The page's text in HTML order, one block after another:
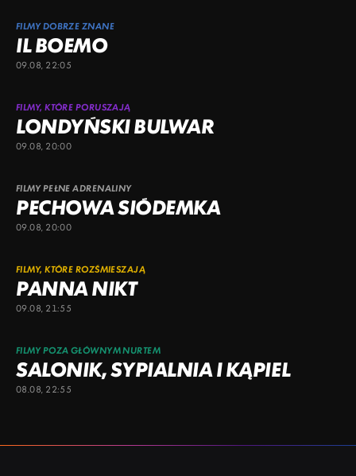
FILMY DOBRZE ZNANE
IL BOEMO
09.08, 22:05
FILMY, KTÓRE PORUSZAJĄ
LONDYŃSKI BULWAR
09.08, 20:00
FILMY PEŁNE ADRENALINY
PECHOWA SIÓDEMKA
09.08, 20:00
FILMY, KTÓRE ROZŚMIESZAJĄ
PANNA NIKT
09.08, 21:55
FILMY POZA GŁÓWNYM NURTEM
SALONIK, SYPIALNIA I KĄPIEL
08.08, 22:55